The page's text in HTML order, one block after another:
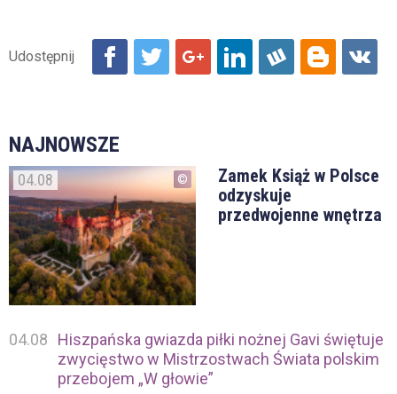
NAJNOWSZE
04.08
Zamek Książ w Polsce
odzyskuje
przedwojenne wnętrza
04.08
Hiszpańska gwiazda piłki nożnej Gavi świętuje
zwycięstwo w Mistrzostwach Świata polskim
przebojem „W głowie”